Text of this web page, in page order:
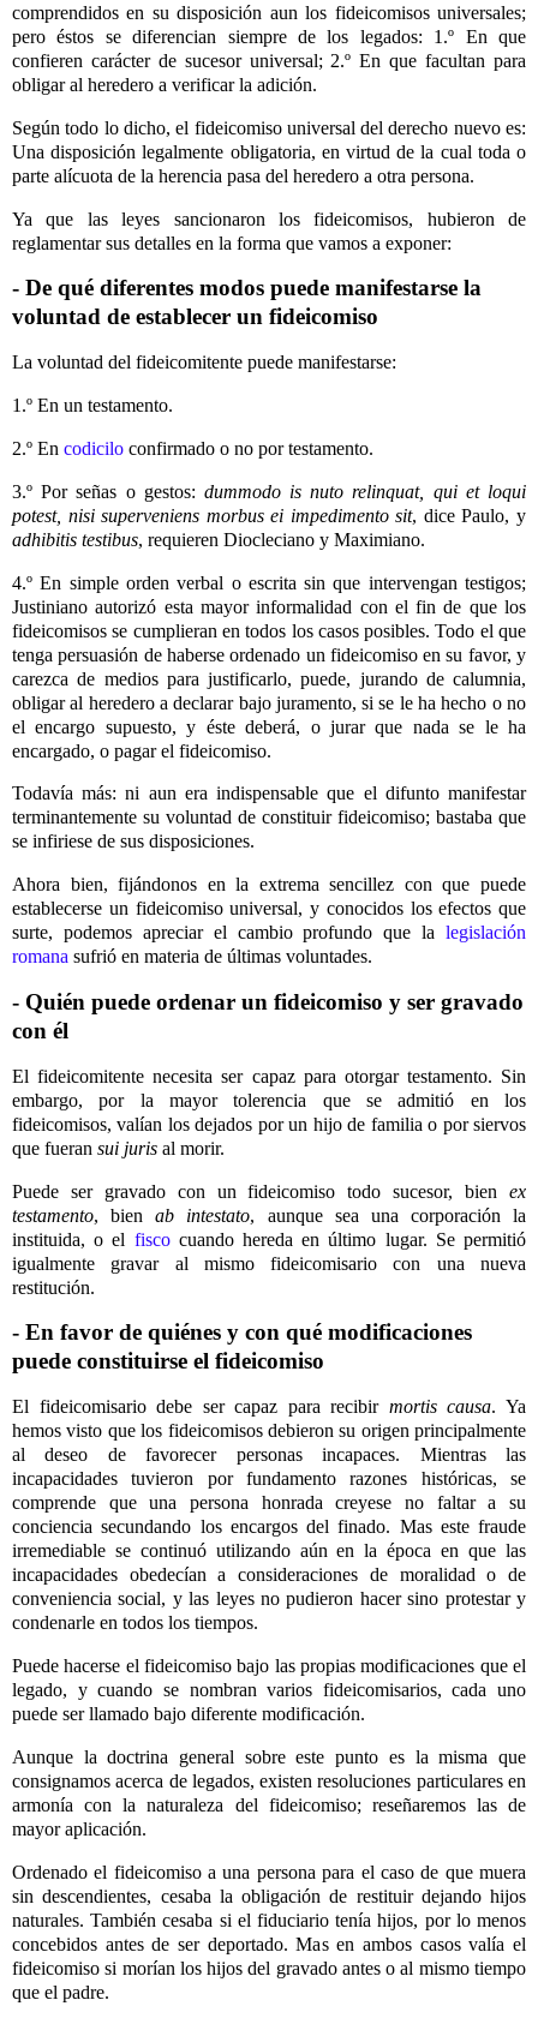
comprendidos en su disposición aun los fideicomisos universales;
pero éstos se diferencian siempre de los legados: 1.º En que
confieren carácter de sucesor universal; 2.º En que facultan para
obligar al heredero a verificar la adición.
Según todo lo dicho, el fideicomiso universal del derecho nuevo es:
Una disposición legalmente obligatoria, en virtud de la cual toda o
parte alícuota de la herencia pasa del heredero a otra persona.
Ya que las leyes sancionaron los fideicomisos, hubieron de
reglamentar sus detalles en la forma que vamos a exponer:
- De qué diferentes modos puede manifestarse la
voluntad de establecer un fideicomiso
La voluntad del fideicomitente puede manifestarse:
1.º En un testamento.
2.º En codicilo confirmado o no por testamento.
3.º Por señas o gestos: dummodo is nuto relinquat, qui et loqui
potest, nisi superveniens morbus ei impedimento sit, dice Paulo, y
adhibitis testibus, requieren Diocleciano y Maximiano.
4.º En simple orden verbal o escrita sin que intervengan testigos;
Justiniano autorizó esta mayor informalidad con el fin de que los
fideicomisos se cumplieran en todos los casos posibles. Todo el que
tenga persuasión de haberse ordenado un fideicomiso en su favor, y
carezca de medios para justificarlo, puede, jurando de calumnia,
obligar al heredero a declarar bajo juramento, si se le ha hecho o no
el encargo supuesto, y éste deberá, o jurar que nada se le ha
encargado, o pagar el fideicomiso.
Todavía más: ni aun era indispensable que el difunto manifestar
terminantemente su voluntad de constituir fideicomiso; bastaba que
se infiriese de sus disposiciones.
Ahora bien, fijándonos en la extrema sencillez con que puede
establecerse un fideicomiso universal, y conocidos los efectos que
surte, podemos apreciar el cambio profundo que la legislación
romana sufrió en materia de últimas voluntades.
- Quién puede ordenar un fideicomiso y ser gravado
con él
El fideicomitente necesita ser capaz para otorgar testamento. Sin
embargo, por la mayor tolerencia que se admitió en los
fideicomisos, valían los dejados por un hijo de familia o por siervos
que fueran sui juris al morir.
Puede ser gravado con un fideicomiso todo sucesor, bien ex
testamento, bienab intestato, aunque sea una corporación la
instituida, o el fiscocuando hereda en último lugar. Se permitió
igualmente gravar al mismo fideicomisario con una nueva
restitución.
- En favor de quiénes y con qué modificaciones
puede constituirse el fideicomiso
El fideicomisario debe ser capaz para recibir mortis causa. Ya
hemos visto que los fideicomisos debieron su origen principalmente
al deseo de favorecer personas incapaces. Mientras las
incapacidades tuvieron por fundamento razones históricas, se
comprende que una persona honrada creyese no faltar a su
conciencia secundando los encargos del finado. Mas este fraude
irremediable se continuó utilizando aún en la época en que las
incapacidades obedecían a consideraciones de moralidad o de
conveniencia social, y las leyes no pudieron hacer sino protestar y
condenarle en todos los tiempos.
Puede hacerse el fideicomiso bajo las propias modificaciones que el
legado, y cuando se nombran varios fideicomisarios, cada uno
puede ser llamado bajo diferente modificación.
Aunque la doctrina general sobre este punto es la misma que
consignamos acerca de legados, existen resoluciones particulares en
armonía con la naturaleza del fideicomiso; reseñaremos las de
mayor aplicación.
Ordenado el fideicomiso a una persona para el caso de que muera
sin descendientes, cesaba la obligación de restituir dejando hijos
naturales. También cesaba si el fiduciario tenía hijos, por lo menos
concebidos antes de ser deportado. Mas en ambos casos valía el
fideicomiso si morían los hijos del gravado antes o al mismo tiempo
que el padre.